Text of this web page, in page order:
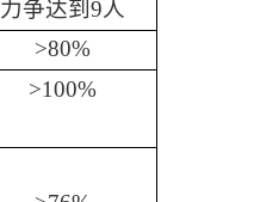
力争达到9人
>80%
>100%